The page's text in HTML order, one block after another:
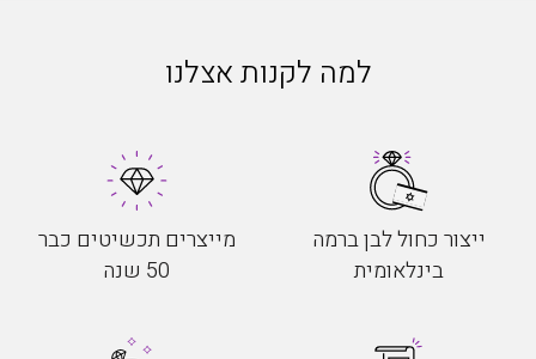
למה לקנות אצלנו
ייצור כחול לבן ברמה
בינלאומית
מייצרים תכשיטים כבר
50 שנה